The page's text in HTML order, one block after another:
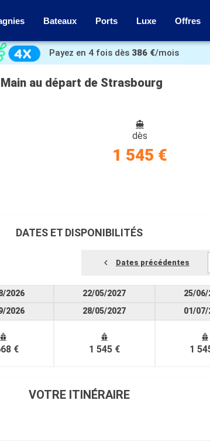
Bateaux Ports Luxe Offres
Payez en 4 fois dès 386 €/mois
au départ de Strasbourg
dès
1 545 €
DATES ET DISPONIBILITÉS
Dates précédentes
2026
2026
€
22/05/2027
28/05/2027
1 545 €
25/06/
01/07/
1
VOTRE ITINÉRAIRE